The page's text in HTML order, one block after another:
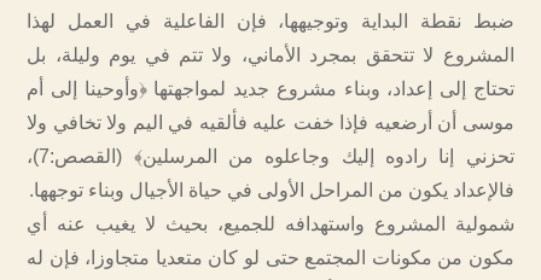
ضبط نقطة البداية وتوجيهها، فإن الفاعلية في العمل لهذا
المشروع لا تتحقق بمجرد الأماني، ولا تتم في يوم وليلة، بل
تحتاج إلى إعداد، وبناء مشروع جديد لمواجهتها ﴿وأوحينا إلى أم
موسى أن أرضعيه فإذا خفت عليه فألقيه في اليم ولا تخافي ولا
تحزني إنا رادوه إليك وجاعلوه من المرسلين﴾ (القصص:7)،
فالإعداد يكون من المراحل الأولى في حياة الأجيال وبناء توجهها.
شمولية المشروع واستهدافه للجميع، بحيث لا يغيب عنه أي
مكون من مكونات المجتمع حتى لو كان متعديا متجاوزا، فإن له